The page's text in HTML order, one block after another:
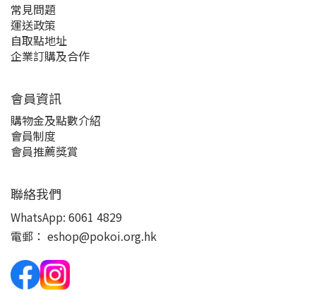
常見問題
運送政策
自取點地址
企業訂購及合作
會員資訊
購物金及點數介紹
會員制度
會員推薦獎賞
聯絡我們
WhatsApp: 6061 4829
電郵： eshop@pokoi.org.hk